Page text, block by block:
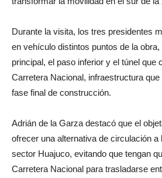
Durante la visita, los tres presidentes
en vehículo distintos puntos de la
principal, el paso inferior y el túnel que
Carretera Nacional, infraestructura
fase final de construcción.
Adrián de la Garza destacó que el
ofrecer una alternativa de circulación a
sector Huajuco, evitando que tengan
Carretera Nacional para trasladarse